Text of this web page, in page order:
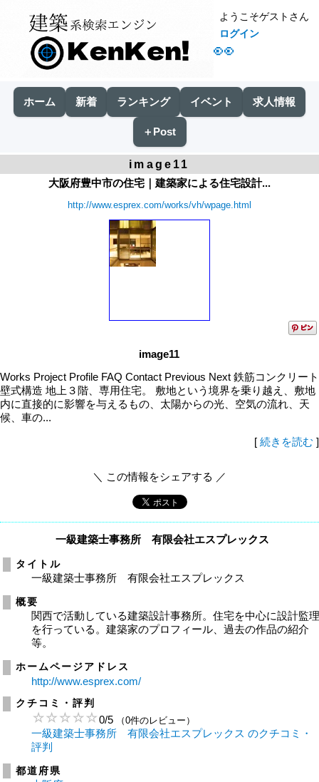
👀
ようこそゲストさん
ログイン
ホーム 新着 ランキング イベント 求人情報
＋Post
image11
大阪府豊中市の住宅｜建築家による住宅設計...
http://www.esprex.com/works/vh/wpage.html
image11
Works Project Profile FAQ Contact Previous Next 鉄筋コンクリート
壁式構造 地上３階、専用住宅。 敷地という境界を乗り越え、敷地
内に直接的に影響を与えるもの、太陽からの光、空気の流れ、天
候、車の...
[ 続きを読む ]
＼ この情報をシェアする ／
一級建築士事務所 有限会社エスプレックス
タイトル
一級建築士事務所 有限会社エスプレックス
概要
関西で活動している建築設計事務所。住宅を中心に設計監
を行っている。建築家のプロフィール、過去の作品の紹介
等。
ホームページアドレス
http://www.esprex.com/
クチコミ・評判
0/5 （0件のレビュー）
一級建築士事務所 有限会社エスプレックス のクチコミ・
評判
都道府県